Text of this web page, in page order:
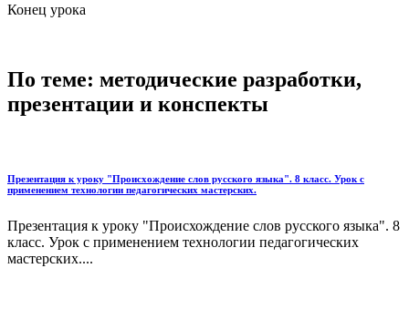
Конец урока
По теме: методические разработки,
презентации и конспекты
Презентация к уроку "Происхождение слов русского языка". 8 класс. Урок с
применением технологии педагогических мастерских.
Презентация к уроку "Происхождение слов русского языка". 8
класс. Урок с применением технологии педагогических
мастерских....